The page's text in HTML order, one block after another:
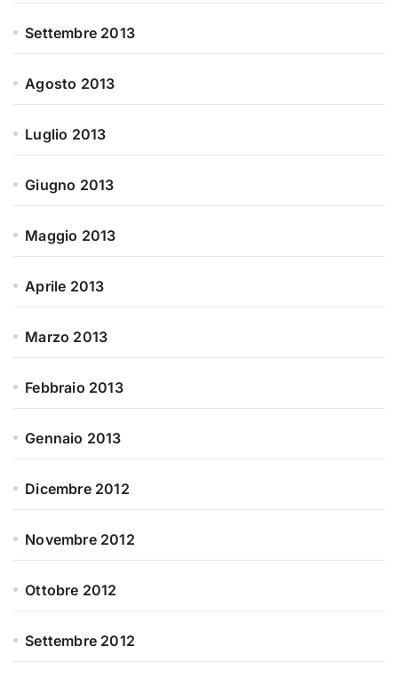
Settembre 2013
Agosto 2013
Luglio 2013
Giugno 2013
Maggio 2013
Aprile 2013
Marzo 2013
Febbraio 2013
Gennaio 2013
Dicembre 2012
Novembre 2012
Ottobre 2012
Settembre 2012